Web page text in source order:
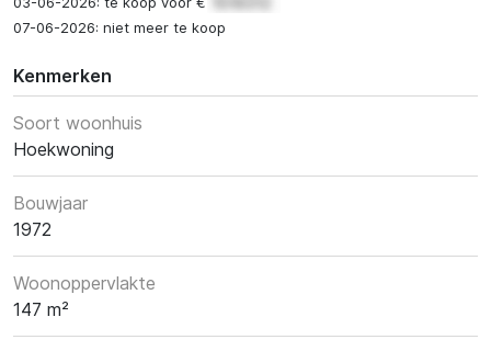
07-06-2026: niet meer te koop
Kenmerken
Soort woonhuis
Hoekwoning
Bouwjaar
1972
Woonoppervlakte
147 m²